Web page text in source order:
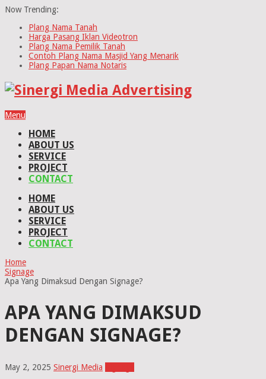
Now Trending:
Plang Nama Tanah
Harga Pasang Iklan Videotron
Plang Nama Pemilik Tanah
Contoh Plang Nama Masjid Yang Menarik
Plang Papan Nama Notaris
Menu
HOME
ABOUT US
SERVICE
PROJECT
CONTACT
HOME
ABOUT US
SERVICE
PROJECT
CONTACT
Home
Signage
Apa Yang Dimaksud Dengan Signage?
APA YANG DIMAKSUD
DENGAN SIGNAGE?
May 2, 2025 Sinergi Media